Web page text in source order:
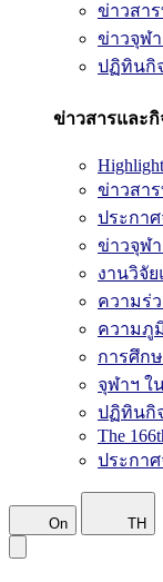
ข่าวสา
ข่าวจุฬ
ปฏิทินกิ
ข่าวสารและกิ
ข่าวสา
ประกา
ข่าวจุฬ
งานวิจั
ความร่
ความภู
การศึก
จุฬาฯ ใ
ปฏิทินกิ
The
ประกา
On TH